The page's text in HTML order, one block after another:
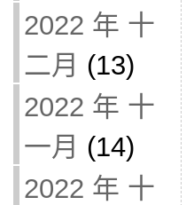
2022 年 十
二月 (13)
2022 年 十
一月 (14)
2022 年 十